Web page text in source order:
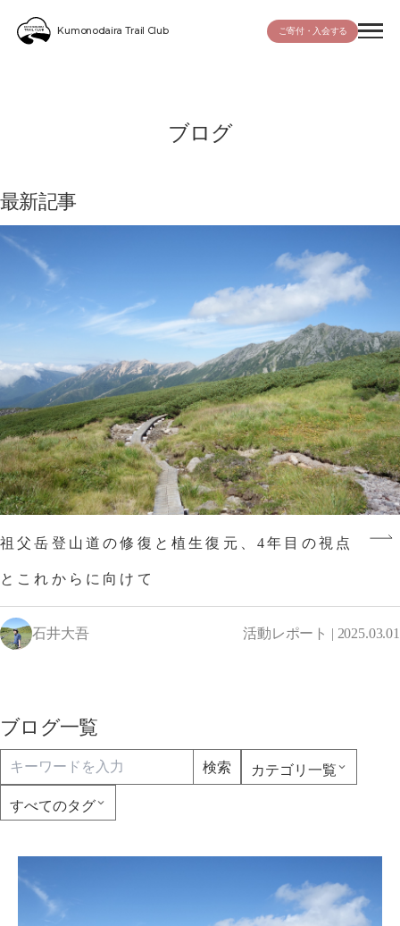
Kumonodaira Trail Club ご寄付・入会する
ブログ
最新記事
祖父岳登山道の修復と植生復元、4年目の視点
とこれからに向けて
石井大吾 活動レポート | 2025.03.01
ブログ一覧